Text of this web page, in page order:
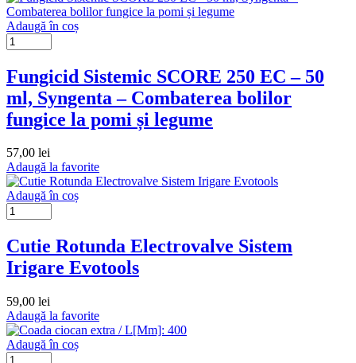
Adaugă în coș
Fungicid Sistemic SCORE 250 EC – 50
ml, Syngenta – Combaterea bolilor
fungice la pomi și legume
57,00 lei
Adaugă la favorite
Adaugă în coș
Cutie Rotunda Electrovalve Sistem
Irigare Evotools
59,00 lei
Adaugă la favorite
Adaugă în coș